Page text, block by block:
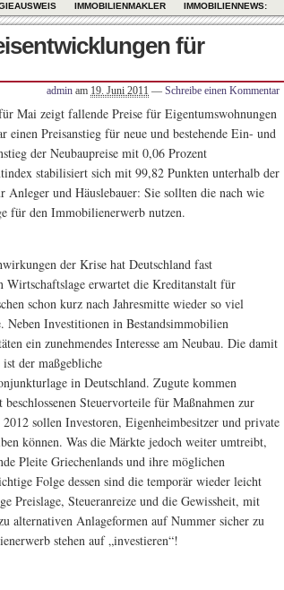
IMMOBILIENMAKLER IMMOBILIENNEWS:
für
admin am 19. Juni 2011 — Schreibe einen Kommentar
Mai zeigt fallende Preise für Eigentumswohnungen
einen Preisanstieg für neue und bestehende Ein- und
der Neubaupreise mit 0,06 Prozent
stabilisiert sich mit 99,82 Punkten unterhalb der
und Häuslebauer: Sie sollten die nach wie
für den Immobilienerwerb nutzen.
der Krise hat Deutschland fast
Wirtschaftslage erwartet die Kreditanstalt für
schon kurz nach Jahresmitte wieder so viel
Investitionen in Bestandsimmobilien
ein zunehmendes Interesse am Neubau. Die damit
der maßgebliche
in Deutschland. Zugute kommen
Steuervorteile für Maßnahmen zur
sollen Investoren, Eigenheimbesitzer und private
können. Was die Märkte jedoch weiter umtreibt,
Pleite Griechenlands und ihre möglichen
Folge dessen sind die temporär wieder leicht
Preislage, Steueranreize und die Gewissheit, mit
alternativen Anlageformen auf Nummer sicher zu
stehen auf „investieren“!